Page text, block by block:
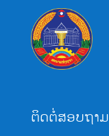
ຕິດຕໍ່ສອບຖາມ